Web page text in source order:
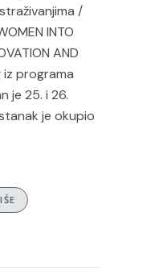
/
INTO
AND
iz programa
je 25. i 26.
je okupio